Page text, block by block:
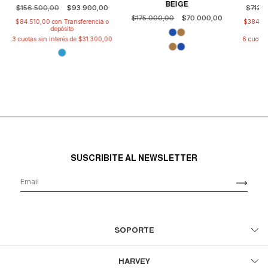
$156.500,00
$93.900,00
$84.510,00con Transferencia o
depósito
3 cuotas sin interés de $31.300,00
BEIGE
$175.000,00
$70.000,00
6
SUSCRIBITE AL NEWSLETTER
SOPORTE
HARVEY